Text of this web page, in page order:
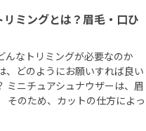
ミングとは？眉毛・口ひ
んなトリミングが必要なのか
、どのようにお願いすれば良い
ミニチュアシュナウザーは、眉
そのため、カットの仕方によっ